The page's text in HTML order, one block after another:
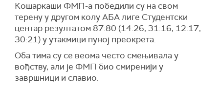
Кошаркаши ФМП-а победили су на свом
терену у другом колу АБА лиге Студентски
центар резултатом 87:80 (14:26, 31:16, 12:17,
30:21) у утакмици пуној преокрета.
Оба тима су се веома често смењивала у
вођству, али је ФМП био смиренији у
завршници и славио.